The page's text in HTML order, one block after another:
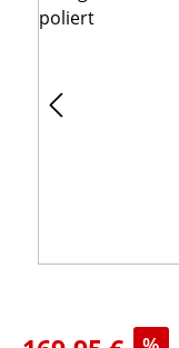
Verkaufspreis: